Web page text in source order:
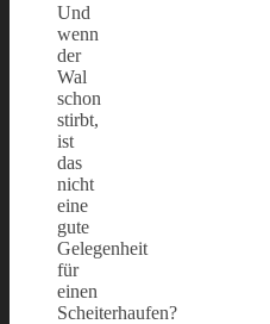
Und
wenn
der
Wal
schon
stirbt,
ist
das
nicht
eine
gute
Gelegenheit
für
einen
Scheiterhaufen?